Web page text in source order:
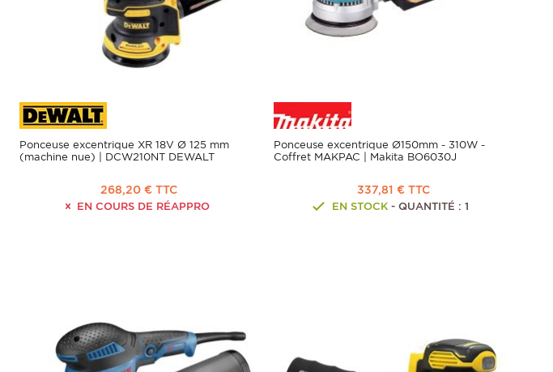
Ponceuse excentrique XR 18V Ø 125 mm
(machine nue) | DCW210NT DEWALT
268,20 € TTC
EN COURS DE RÉAPPRO
Ponceuse excentrique Ø150mm - 310W -
Coffret MAKPAC | Makita BO6030J
337,81 € TTC
EN STOCK- QUANTITÉ : 1